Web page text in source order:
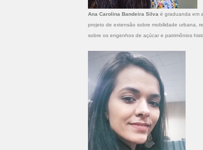
Ana Carolina Bandeira Silva é graduanda em
projeto de extensão sobre mobilidade urbana,
sobre os engenhos de açúcar e patrimônios